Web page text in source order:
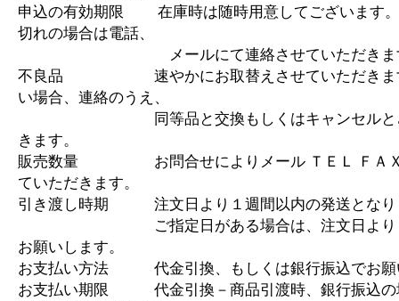
申込の有効期限 在庫時は随時用意してございます
切れの場合は電話、
メールにて連絡させていただきま
不良品 速やかにお取替えさせていただきま
い場合、連絡のうえ、
同等品と交換もしくはキャンセルとさ
きます。
販売数量 お問合せによりメール ＴＥＬ ＦＡＸ
ていただきます。
引き渡し時期 注文日より１週間以内の発送となり
ご指定日がある場合は、注文日より１
お願いします。
お支払い方法 代金引換、もしくは銀行振込でお願
お支払い期限 代金引換－商品引渡時、銀行振込の